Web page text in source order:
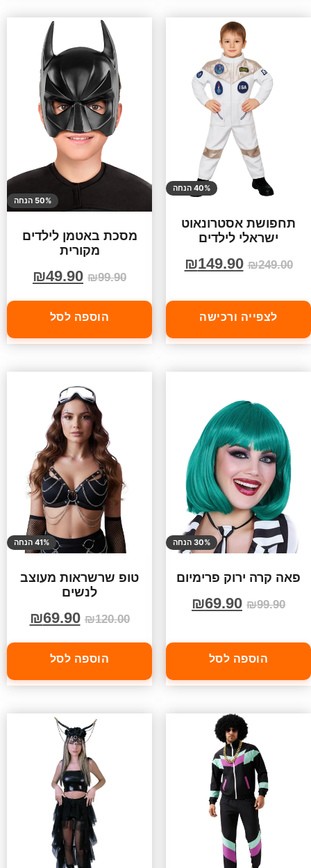
40% הנחה
תחפושת אסטרונאוט
ישראלי לילדים
₪249.00
₪149.90
לצפייה ורכישה
50% הנחה
מסכת באטמן לילדים
מקורית
₪99.90
₪49.90
הוספה לסל
30% הנחה
פאה קרה ירוק פרימיום
₪99.90
₪69.90
הוספה לסל
41% הנחה
טופ שרשראות מעוצב
לנשים
₪120.00
₪69.90
הוספה לסל